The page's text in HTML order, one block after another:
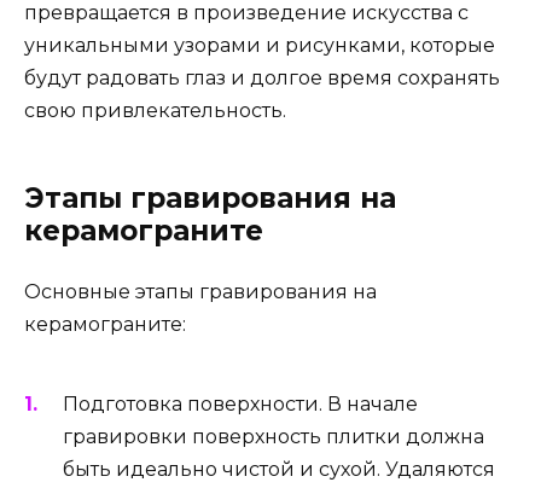
превращается в произведение искусства с
уникальными узорами и рисунками, которые
будут радовать глаз и долгое время сохранять
свою привлекательность.
Этапы гравирования на
керамограните
Основные этапы гравирования на
керамограните:
Подготовка поверхности. В начале
гравировки поверхность плитки должна
быть идеально чистой и сухой. Удаляются